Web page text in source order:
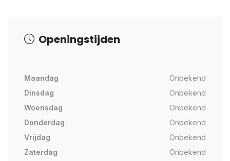
Openingstijden
Maandag
Onbekend
Dinsdag
Onbekend
Woensdag
Onbekend
Donderdag
Onbekend
Vrijdag
Onbekend
Zaterdag
Onbekend